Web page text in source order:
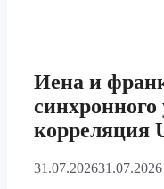
Иена и
корреляция
31.07.202631.07.2026